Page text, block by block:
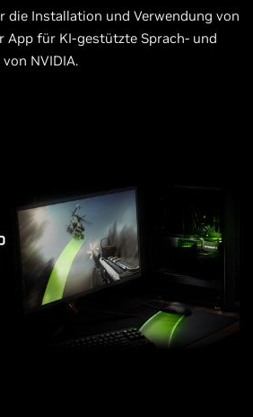
die Installation und Verwendung von
App für KI-gestützte Sprach- und
NVIDIA.